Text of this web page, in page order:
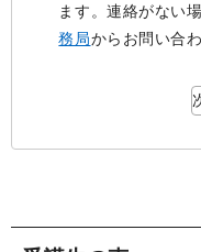
ます。連絡がない
務局からお問い合